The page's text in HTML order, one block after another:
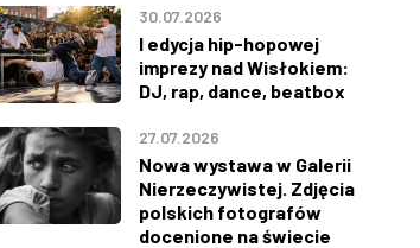
30.07.2026
I edycja hip-hopowej
imprezy nad Wisłokiem:
DJ, rap, dance, beatbox
27.07.2026
Nowa wystawa w Galerii
Nierzeczywistej. Zdjęcia
polskich fotografów
docenione na świecie